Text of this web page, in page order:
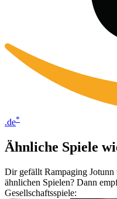
.de*
Ähnliche Spiele
Dir gefällt Rampaging Jotunn
ähnlichen Spielen? Dann
Gesellschaftsspiele: